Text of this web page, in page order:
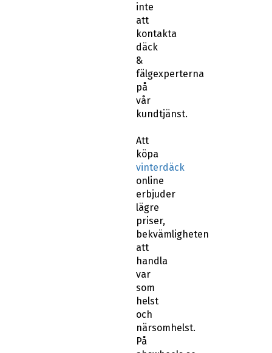
inte
att
kontakta
däck
&
fälgexperterna
på
vår
kundtjänst.
Att
köpa
vinterdäck
online
erbjuder
lägre
priser,
bekvämligheten
att
handla
var
som
helst
och
närsomhelst.
På